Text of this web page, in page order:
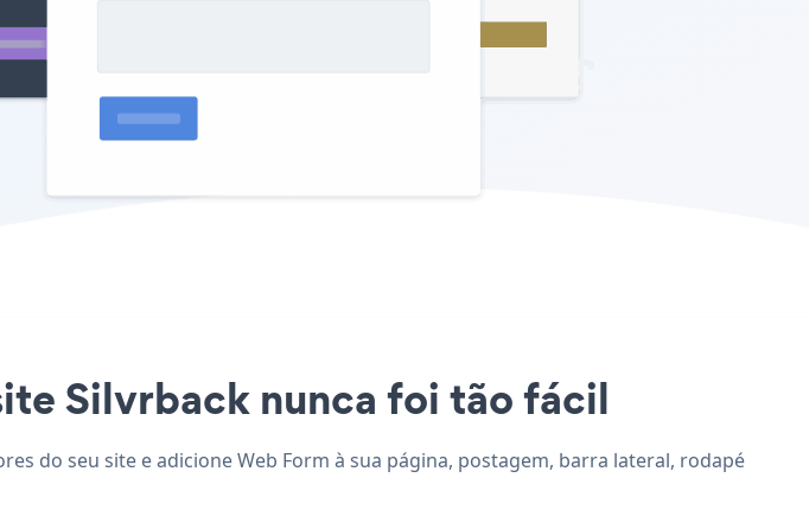
Silvrback nunca foi tão fácil
do seu site e adicione Web Form à sua página, postagem, barra lateral, rodapé